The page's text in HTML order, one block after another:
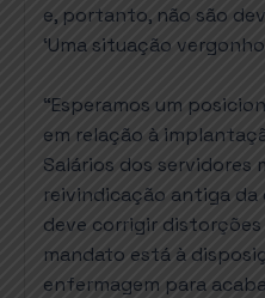
e, portanto, não são
‘Uma situação
“Esperamos um
em relação à
Salários dos servidores
reivindicação antiga da
deve corrigir distorções
mandato está à
enfermagem para